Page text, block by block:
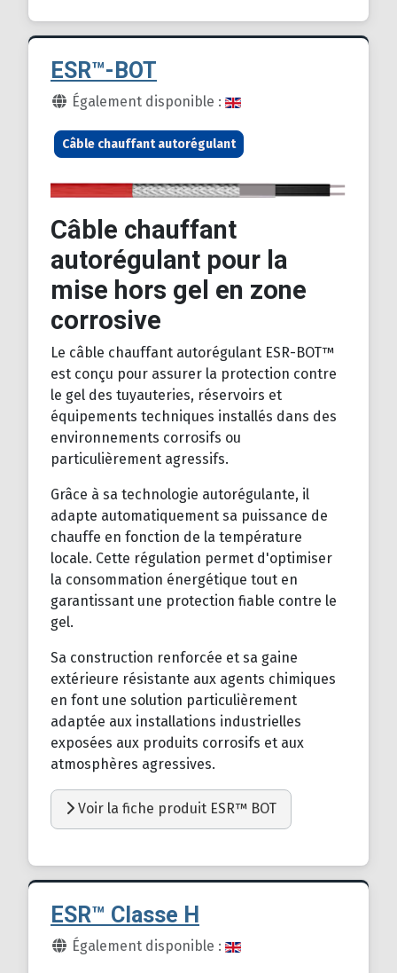
ESR™-BOT
DétailsÉgalement disponible :
Câble chauffant autorégulant
Câble chauffant
autorégulant pour la
mise hors gel en zone
corrosive
Le câble chauffant autorégulant ESR-BOT™
est conçu pour assurer la protection contre
le gel des tuyauteries, réservoirs et
équipements techniques installés dans des
environnements corrosifs ou
particulièrement agressifs.
Grâce à sa technologie autorégulante, il
adapte automatiquement sa puissance de
chauffe en fonction de la température
locale. Cette régulation permet d'optimiser
la consommation énergétique tout en
garantissant une protection fiable contre le
gel.
Sa construction renforcée et sa gaine
extérieure résistante aux agents chimiques
en font une solution particulièrement
adaptée aux installations industrielles
exposées aux produits corrosifs et aux
atmosphères agressives.
Voir la fiche produit ESR™ BOT
ESR™ Classe H
DétailsÉgalement disponible :